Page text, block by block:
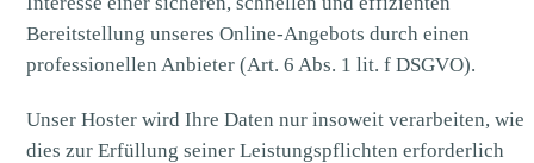
Bereitstellung unseres Online-Angebots durch einen
professionellen Anbieter (Art. 6 Abs. 1 lit. f DSGVO).
Unser Hoster wird Ihre Daten nur insoweit verarbeiten, wie
dies zur Erfüllung seiner Leistungspflichten erforderlich